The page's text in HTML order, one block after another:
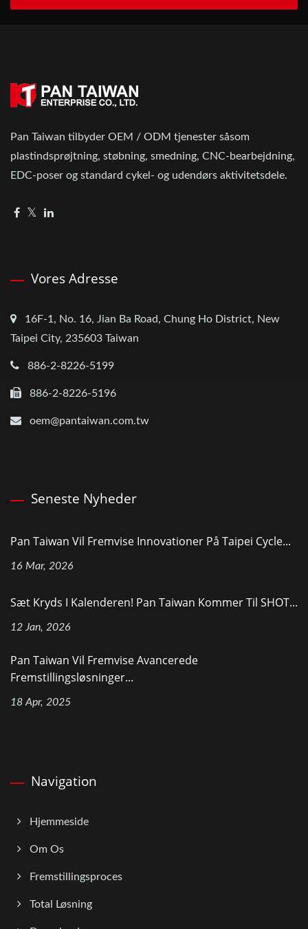
Pan Taiwan tilbyder OEM / ODM tjenester såsom
plastindsprøjtning, støbning, smedning, CNC-bearbejdning,
EDC-poser og standard cykel- og udendørs aktivitetsdele.
Vores Adresse
16F-1, No. 16, Jian Ba Road, Chung Ho District, New
Taipei City, 235603 Taiwan
886-2-8226-5199
886-2-8226-5196
oem@pantaiwan.com.tw
Seneste Nyheder
Pan Taiwan Vil Fremvise Innovationer På Taipei Cycle...
16 Mar, 2026
Sæt Kryds I Kalenderen! Pan Taiwan Kommer Til SHOT...
12 Jan, 2026
Pan Taiwan Vil Fremvise Avancerede
Fremstillingsløsninger...
18 Apr, 2025
Navigation
Hjemmeside
Om Os
Fremstillingsproces
Total Løsning